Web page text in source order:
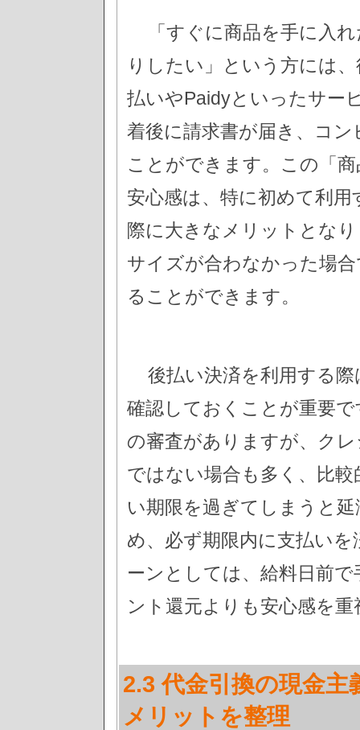
「すぐに商品を手に入
りしたい」という方には
払いやPaidyといったサー
着後に請求書が届き、コ
ことができます。この「
安心感は、特に初めて利
際に大きなメリットとな
サイズが合わなかった場
ることができます。
後払い決済を利用する
確認しておくことが重要
の審査がありますが、ク
ではない場合も多く、比
い期限を過ぎてしまうと
め、必ず期限内に支払い
ーンとしては、給料日前
ント還元よりも安心感を
2.3 代金引換の現金
メリットを整理